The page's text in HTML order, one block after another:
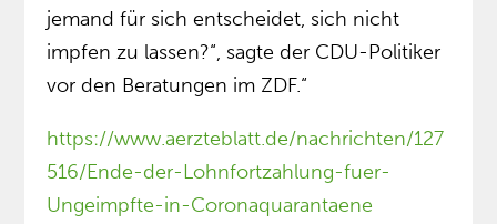
jemand für sich entscheidet, sich nicht
impfen zu lassen?“, sagte der CDU-Politiker
vor den Beratungen im ZDF.“
https://www.aerzteblatt.de/nachrichten/127
516/Ende-der-Lohnfortzahlung-fuer-
Ungeimpfte-in-Coronaquarantaene